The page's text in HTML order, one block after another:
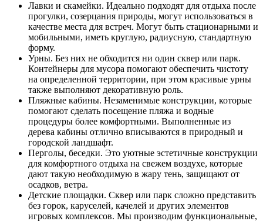
Лавки и скамейки. Идеально подходят для отдыха после
прогулки, созерцания природы, могут использоваться в
качестве места для встреч. Могут быть стационарными и
мобильными, иметь круглую, радиусную, стандартную
форму.
Урны. Без них не обходится ни один сквер или парк.
Контейнеры для мусора помогают обеспечить чистоту
на определенной территории, при этом красивые урны
также выполняют декоративную роль.
Пляжные кабины. Незаменимые конструкции, которые
помогают сделать посещение пляжа и водные
процедуры более комфортными. Выполненные из
дерева кабины отлично вписываются в природный и
городской ландшафт.
Перголы, беседки. Это уютные эстетичные конструкции
для комфортного отдыха на свежем воздухе, которые
дают такую необходимую в жару тень, защищают от
осадков, ветра.
Детские площадки. Сквер или парк сложно представить
без горок, каруселей, качелей и других элементов
игровых комплексов. Мы производим функциональные,